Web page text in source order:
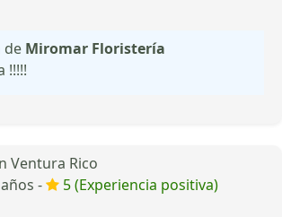
de Miromar Floristería
!!!!!
Ventura Rico
-
5 (Experiencia positiva)